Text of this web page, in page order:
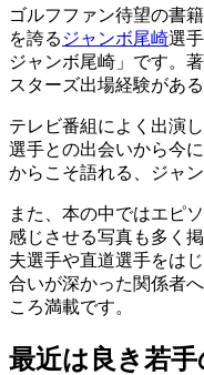
ゴルフファン待望の書
を誇る ジャンボ尾崎選
ジャンボ尾崎」です。
スターズ出場経験があ
テレビ番組によく出演
選手との出会いから今
からこそ語れる、ジャ
また、本の中ではエピ
感じさせる写真も多く
夫選手や直道選手をは
合いが深かった関係者
ころ満載です。
最近は良き若